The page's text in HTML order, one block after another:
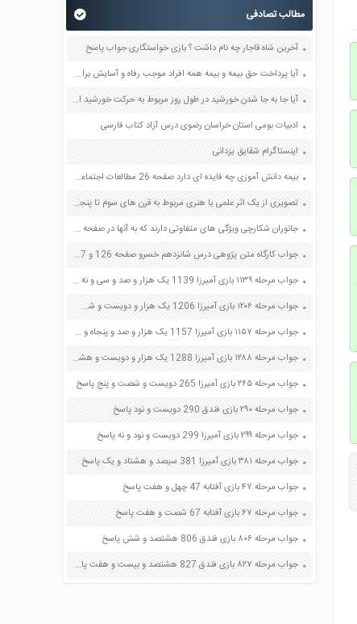
مطالب تصادفی
آخرین شاه قاجار چه نام داشت ؟ بازی خواستگاری جواب پاسخ
آیا پرداخت حق بیمه و بیمه همه افراد موجب رفاه و آسایش برای همگان می شود چرا صفحه 29 مطالعات اجتماعی هفتم
آیا جا به جا شدن خورشید در طول روز مربوط به حرکت خورشید است یا حرکت زمین؟ صفحه 67 مطالعات اجتماعی پنجم
ادبیات بومی استان خراسان رضوی درس آزاد کتاب فارسی
اینستاگرام شقایق یزدانی
بیمه دانش آموزی چه فایده ای دارد صفحه 26 مطالعات اجتماعی هفتم
تصویری از یک اثر علمی یا هنری مربوط به قرن های سوم تا پنجم هجری صفحه 76 مطالعات اجتماعی هشتم
جانوران شکارچی ویژگی های متفاوتی دارند که به آنها در صفحه 160 علوم نهم
جواب کارگاه متن پژوهی درس شانزدهم خسرو صفحه 126 و 127 فارسی دهم
جواب مرحله ۱۱۳۹ بازی آمیرزا 1139 یک هزار و صد و سی و نه پاسخ
جواب مرحله ۱۲۰۶ بازی آمیرزا 1206 یک هزار و دویست و شش پاسخ
جواب مرحله ۱۱۵۷ بازی آمیرزا 1157 یک هزار و صد و پنجاه و هفت پاسخ
جواب مرحله ۱۲۸۸ بازی آمیرزا 1288 یک هزار و دویست و هشتاد و هشت پاسخ
جواب مرحله ۲۶۵ بازی آمیرزا 265 دویست و شصت و پنج پاسخ
جواب مرحله ۲۹۰ بازی فندق 290 دویست و نود پاسخ
جواب مرحله ۲۹۹ بازی آمیرزا 299 دویست و نود و نه پاسخ
جواب مرحله ۳۸۱ بازی آمیرزا 381 سیصد و هشتاد و یک پاسخ
جواب مرحله ۴۷ بازی آفتابه 47 چهل و هفت پاسخ
جواب مرحله ۶۷ بازی آفتابه 67 شصت و هفت پاسخ
جواب مرحله ۸۰۶ بازی فندق 806 هشتصد و شش پاسخ
جواب مرحله ۸۲۷ بازی فندق 827 هشتصد و بیست و هفت پاسخ